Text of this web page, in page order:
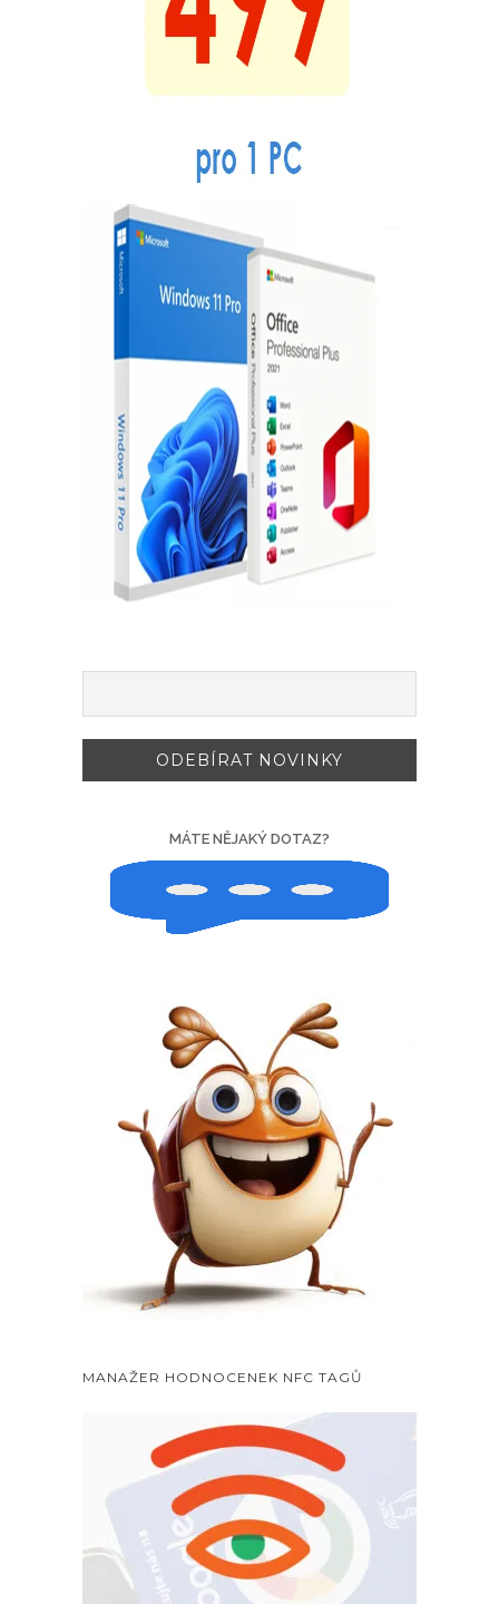
MÁTE NĚJAKÝ DOTAZ?
MANAŽER HODNOCENEK NFC TAGŮ